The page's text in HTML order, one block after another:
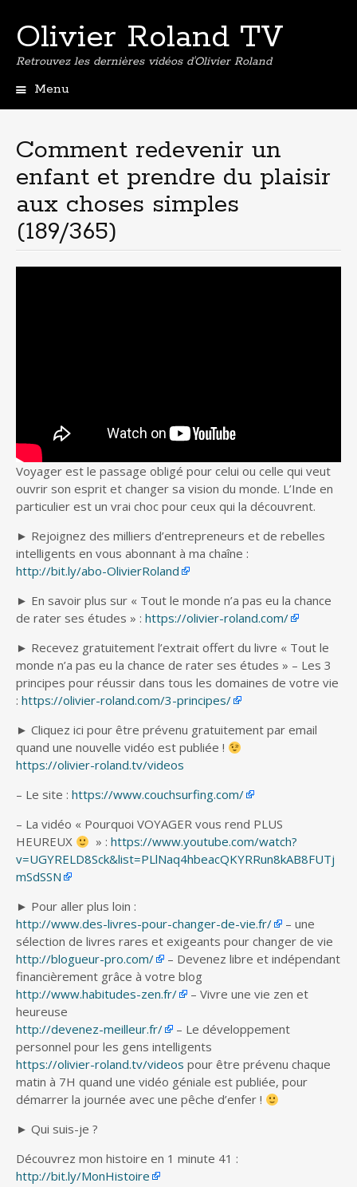
Olivier Roland TV
Retrouvez les dernières vidéos d'Olivier Roland
Menu
principal
Comment redevenir un
enfant et prendre du plaisir
aux choses simples
(189/365)
Voyager est le passage obligé pour celui ou celle qui veut
ouvrir son esprit et changer sa vision du monde. L’Inde en
particulier est un vrai choc pour ceux qui la découvrent.
► Rejoignez des milliers d’entrepreneurs et de rebelles
intelligents en vous abonnant à ma chaîne :
http://bit.ly/abo-OlivierRoland
► En savoir plus sur « Tout le monde n’a pas eu la chance
de rater ses études » : https://olivier-roland.com/
► Recevez gratuitement l’extrait offert du livre « Tout le
monde n’a pas eu la chance de rater ses études » – Les 3
principes pour réussir dans tous les domaines de votre vie
: https://olivier-roland.com/3-principes/
► Cliquez ici pour être prévenu gratuitement par email
quand une nouvelle vidéo est publiée !
https://olivier-roland.tv/videos
– Le site : https://www.couchsurfing.com/
– La vidéo « Pourquoi VOYAGER vous rend PLUS
HEUREUX
» :https://www.youtube.com/watch?
v=UGYRELD8Sck&list=PLlNaq4hbeacQKYRRun8kAB8FUTj
mSdSSN
► Pour aller plus loin :
http://www.des-livres-pour-changer-de-vie.fr/
– une
sélection de livres rares et exigeants pour changer de vie
http://blogueur-pro.com/
– Devenez libre et indépendant
financièrement grâce à votre blog
http://www.habitudes-zen.fr/
– Vivre une vie zen et
heureuse
http://devenez-meilleur.fr/
– Le développement
personnel pour les gens intelligents
https://olivier-roland.tv/videos pour être prévenu chaque
matin à 7H quand une vidéo géniale est publiée, pour
démarrer la journée avec une pêche d’enfer !
► Qui suis-je ?
Découvrez mon histoire en 1 minute 41 :
http://bit.ly/MonHistoire